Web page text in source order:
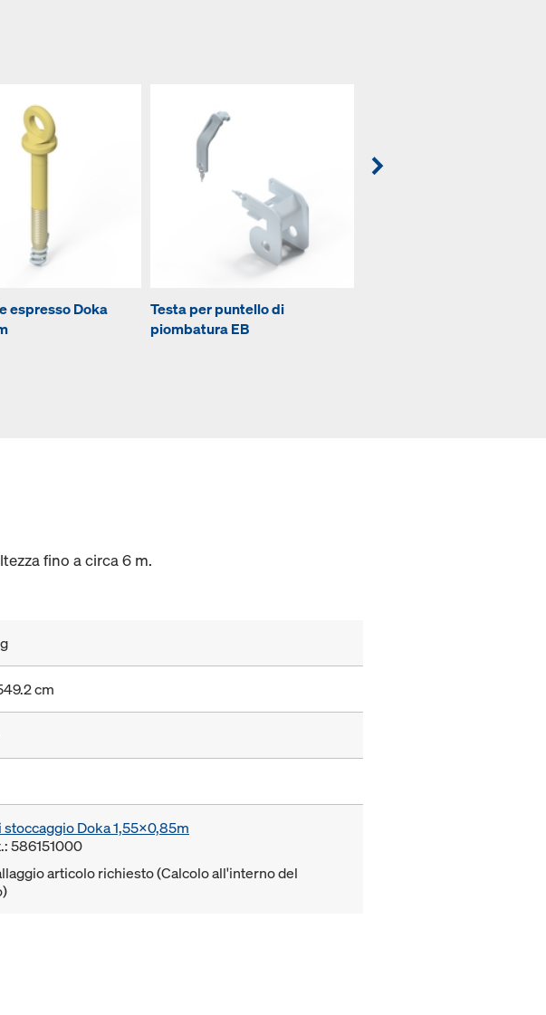
espresso Doka
Testa per puntello di
piombatura EB
fino a circa 6 m.
cm
stoccaggio Doka 1,55x0,85m
586151000
articolo richiesto (Calcolo all'interno del